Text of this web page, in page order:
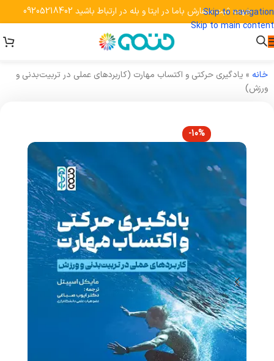
Skip to navigation
Skip to main content
جهت ثبت سفارش باما در ایتا و بله در ارتباط باشید 09205218402
خانه » یادگیری حرکتی و اکتساب مهارت (کاربردهای عملی در تربیت‌بدنی و
ورزش)
-10%